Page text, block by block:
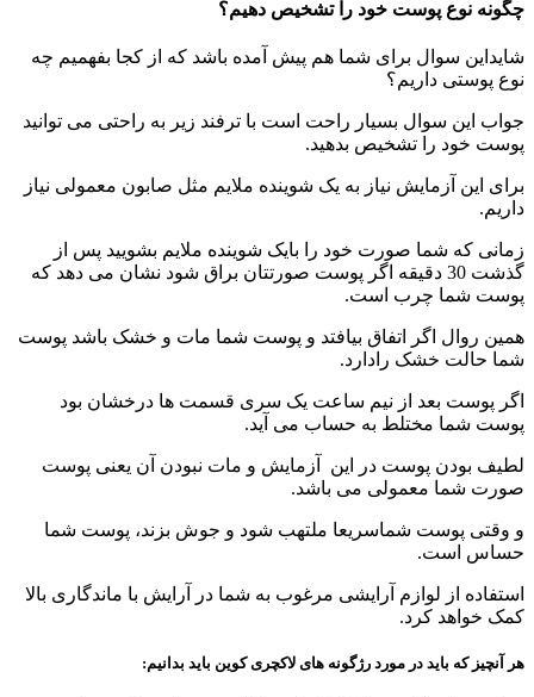
چگونه نوع پوست خود را تشخیص دهیم؟
شایداین سوال برای شما هم پیش آمده باشد که از کجا بفهمیم چه
نوع پوستی داریم؟
جواب این سوال بسیار راحت است با ترفند زیر به راحتی می توانید
پوست خود را تشخیص بدهید.
برای این آزمایش نیاز به یک شوینده ملایم مثل صابون معمولی نیاز
داریم.
زمانی که شما صورت خود را بایک شوینده ملایم بشویید پس از
گذشت 30 دقیقه اگر پوست صورتتان براق شود نشان می دهد که
پوست شما چرب است.
همین روال اگر اتفاق بیافتد و پوست شما مات و خشک باشد پوست
شما حالت خشک رادارد.
اگر پوست بعد از نیم ساعت یک سری قسمت ها درخشان بود
پوست شما مختلط به حساب می آید.
لطیف بودن پوست در این آزمایش و مات نبودن آن یعنی پوست
صورت شما معمولی می باشد.
و وقتی پوست شماسریعا ملتهب شود و جوش بزند، پوست شما
حساس است.
استفاده از لوازم آرایشی مرغوب به شما در آرایش با ماندگاری بالا
کمک خواهد کرد.
هر آنچیز که باید در مورد رژگونه های لاکچری کوین باید بدانیم: